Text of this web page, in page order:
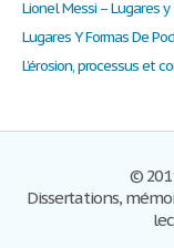
Lionel Messi – Lugares
Lugares Y Formas De
L’érosion, processus et
©
Dissertations,